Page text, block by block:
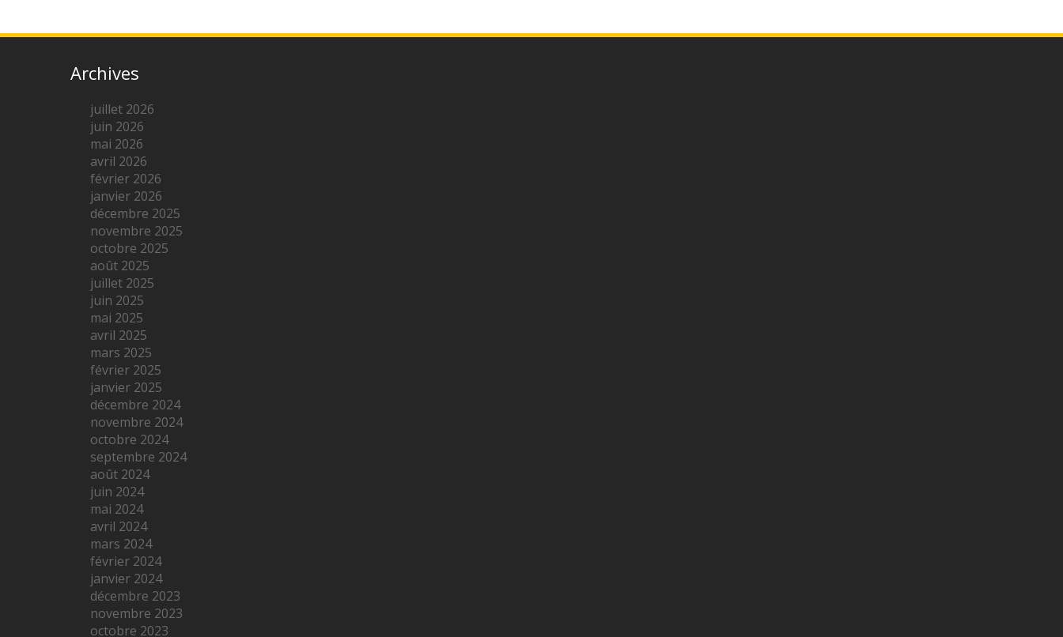
Archives
juillet 2026
juin 2026
mai 2026
avril 2026
février 2026
janvier 2026
décembre 2025
novembre 2025
octobre 2025
août 2025
juillet 2025
juin 2025
mai 2025
avril 2025
mars 2025
février 2025
janvier 2025
décembre 2024
novembre 2024
octobre 2024
septembre 2024
août 2024
juin 2024
mai 2024
avril 2024
mars 2024
février 2024
janvier 2024
décembre 2023
novembre 2023
octobre 2023